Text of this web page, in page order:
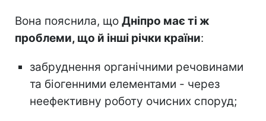
Вона пояснила, що Дніпро має ті ж
проблеми, що й інші річки країни:
забруднення органічними речовинами
та біогенними елементами - через
неефективну роботу очисних споруд;